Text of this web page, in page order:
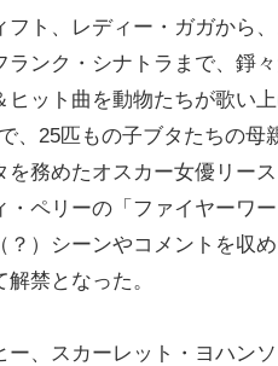
フト、レディー・ガガから
ンク・シナトラまで、錚
ヒット曲を動物たちが歌い
、25匹もの子ブタたちの母
務めたオスカー女優リース
・ペリーの「ファイヤーワー
）シーンやコメントを収
禁となった。
、スカーレット・ヨハン